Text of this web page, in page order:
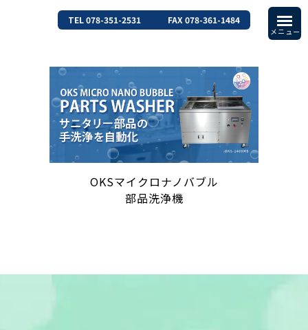
TEL 078-351-2531 FAX 078-361-1484
OKSマイクロナノバブル
部品洗浄機